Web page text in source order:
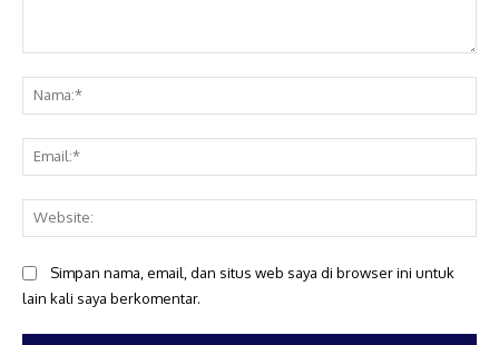
Simpan nama, email, dan situs web saya di browser ini untuk
lain kali saya berkomentar.